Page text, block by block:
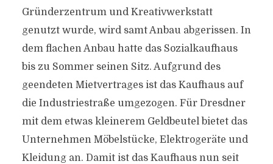
Gründerzentrum und Kreativwerkstatt
genutzt wurde, wird samt Anbau abgerissen. In
dem flachen Anbau hatte das Sozialkaufhaus
bis zu Sommer seinen Sitz. Aufgrund des
geendeten Mietvertrages ist das Kaufhaus auf
die Industriestraße umgezogen. Für Dresdner
mit dem etwas kleinerem Geldbeutel bietet das
Unternehmen Möbelstücke, Elektrogeräte und
Kleidung an. Damit ist das Kaufhaus nun seit